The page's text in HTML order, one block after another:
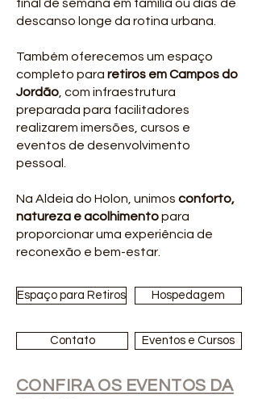
final de semana em família ou dias de
descanso longe da rotina urbana.
Também oferecemos um espaço
completo para retiros em Campos do
Jordão , com infraestrutura
preparada para facilitadores
realizarem imersões, cursos e
eventos de desenvolvimento
pessoal.
Na Aldeia do Holon, unimos conforto,
natureza e acolhimentopara
proporcionar uma experiência de
reconexão e bem-estar.
Espaço para Retiros
Contato
Hospedagem
Eventos e Cursos
CONFIRA OS EVENTOS DA